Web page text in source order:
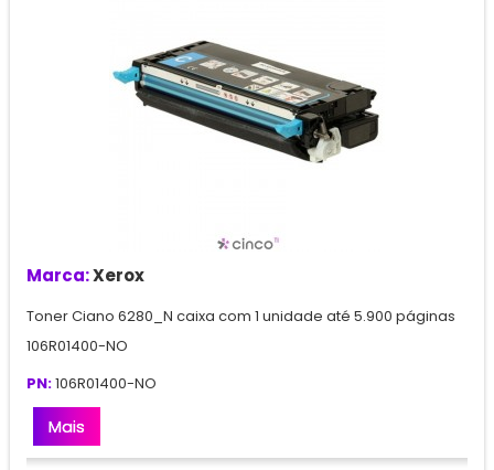
Marca:Xerox
Toner Ciano 6280_N caixa com 1 unidade até 5.900 páginas
106R01400-NO
PN:106R01400-NO
Mais